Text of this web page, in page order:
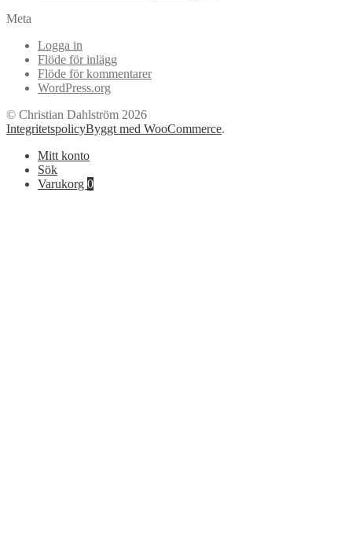
Meta
Logga in
Flöde för inlägg
Flöde för kommentarer
WordPress.org
© Christian Dahlström 2026
IntegritetspolicyByggt med WooCommerce.
Mitt konto
Sök
Varukorg 0